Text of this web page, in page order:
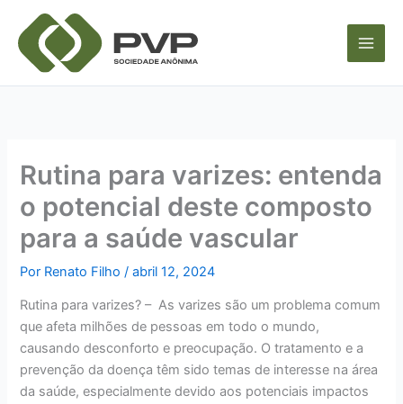
para
conteúdo
Rutina para varizes: entenda
o potencial deste composto
para a saúde vascular
Por Renato Filho /abril 12, 2024
Rutina para varizes? – As varizes são um problema comum
que afeta milhões de pessoas em todo o mundo,
causando desconforto e preocupação. O tratamento e a
prevenção da doença têm sido temas de interesse na área
da saúde, especialmente devido aos potenciais impactos